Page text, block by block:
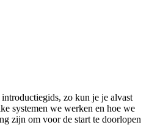
zo kun je je alvast
systemen we werken en hoe we
zijn om voor de start te doorlopen